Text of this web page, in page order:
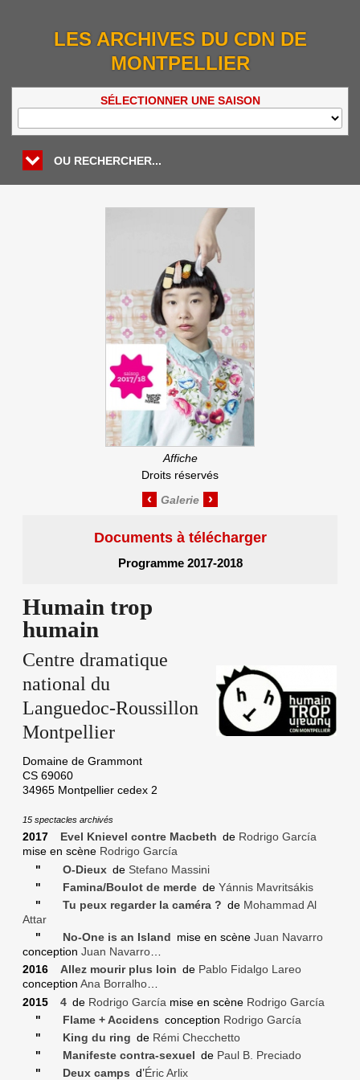
LES ARCHIVES DU CDN DE
MONTPELLIER
SÉLECTIONNER UNE SAISON
OU RECHERCHER...
Affiche
Droits réservés
‹ ›
Documents à télécharger
Programme 2017-2018
Humain trop
humain
Centre dramatique
national du
Languedoc-Roussillon
Montpellier
Domaine de Grammont
CS 69060
34965 Montpellier cedex 2
15 spectacles archivés
2017 Evel Knievel contre Macbeth de Rodrigo García
mise en scène Rodrigo García
"
O-Dieux de Stefano Massini
"
Famina/Boulot de merde de Yánnis Mavritsákis
"
Tu peux regarder la caméra ? de Mohammad Al
Attar
"
No-One is an Island mise en scène Juan Navarro
conception Juan Navarro…
2016
Allez mourir plus loin de Pablo Fidalgo Lareo
conception Ana Borralho…
2015
4 de Rodrigo García mise en scène Rodrigo García
"
Flame + Accidens conception Rodrigo García
"
King du ring de Rémi Checchetto
"
Manifeste contra-sexuel de Paul B. Preciado
"
Deux camps d’Éric Arlix